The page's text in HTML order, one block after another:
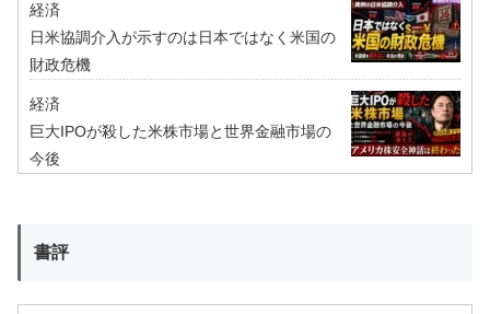
経済
日米協調介入が示すのは日本ではなく米国の
財政危機
経済
巨大IPOが殺した米株市場と世界金融市場の
今後
書評